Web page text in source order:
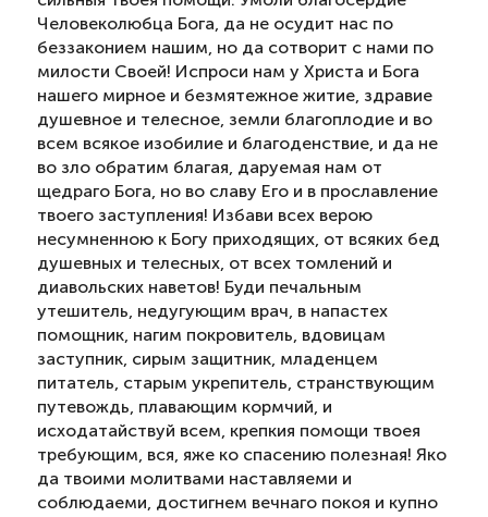
Человеколюбца Бога, да не осудит нас по
беззаконием нашим, но да сотворит с нами по
милости Своей! Испроси нам у Христа и Бога
нашего мирное и безмятежное житие, здравие
душевное и телесное, земли благоплодие и во
всем всякое изобилие и благоденствие, и да не
во зло обратим благая, даруемая нам от
щедраго Бога, но во славу Его и в прославление
твоего заступления! Избави всех верою
несумненною к Богу приходящих, от всяких бед
душевных и телесных, от всех томлений и
диавольских наветов! Буди печальным
утешитель, недугующим врач, в напастех
помощник, нагим покровитель, вдовицам
заступник, сирым защитник, младенцем
питатель, старым укрепитель, странствующим
путевождь, плавающим кормчий, и
исходатайствуй всем, крепкия помощи твоея
требующим, вся, яже ко спасению полезная! Яко
да твоими молитвами наставляеми и
соблюдаеми, достигнем вечнаго покоя и купно